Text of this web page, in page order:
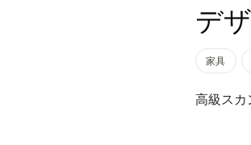
デ
家具
高級スカ